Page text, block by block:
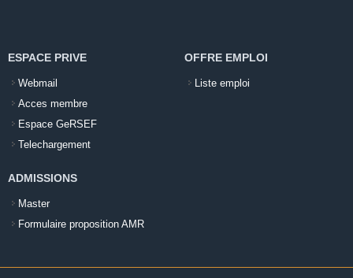
ESPACE PRIVE
Webmail
Acces membre
Espace GeRSEF
Telechargement
OFFRE EMPLOI
Liste emploi
ADMISSIONS
Master
Formulaire proposition AMR